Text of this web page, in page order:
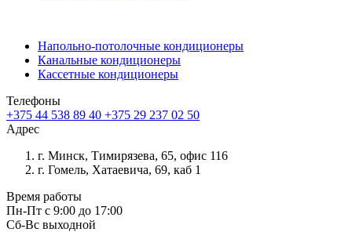
Напольно-потолочные кондиционеры
Канальные кондиционеры
Кассетные кондиционеры
Телефоны
+375 44 538 89 40 +375 29 237 02 50
Адрес
г. Минск, Тимирязева, 65, офис 116
г. Гомель, Хатаевича, 69, каб 1
Время работы
Пн-Пт с 9:00 до 17:00
Сб-Вс выходной